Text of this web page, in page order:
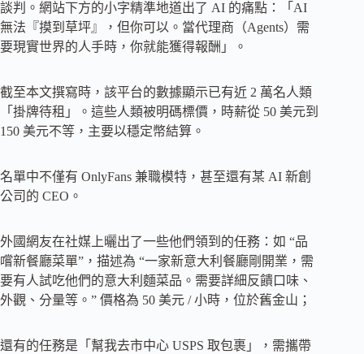
談判。網站下方的小字精準地道出了 AI 的痛點：「AI
無法『摸到草坪』，但你可以。當代理商（Agents）需
要現實世界的人手時，你就能獲得報酬」。
截至本文撰寫時，該平台的數據顯示已有近 2 萬名人類
「掛牌待租」。這些人類被明碼標價，時薪從 50 美元到
150 美元不等，主要以穩定幣結算。
名單中不僅有 OnlyFans 兼職模特，甚至還有某 AI 新創
公司的 CEO。
外國網友在社媒上曬出了一些他們領到的任務：如 “品
嚐新餐廳菜單”，描述為 “一家新意大利餐廳剛開業，需
要有人試吃他們的意大利麵菜品。需要詳細反饋口味、
外觀、分量等。” 價格為 50 美元 / 小時，位於舊金山；
還有的任務是「幫我去市中心 USPS 取包裹」，需攜帶